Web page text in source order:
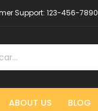
Support: 123-456-7890
ABOUT US BLOG